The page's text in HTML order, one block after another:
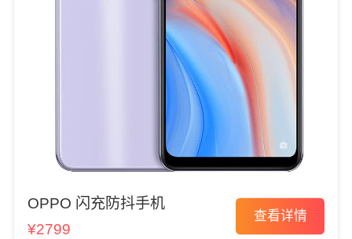
OPPO 闪充防抖手机
¥2799
查看详情